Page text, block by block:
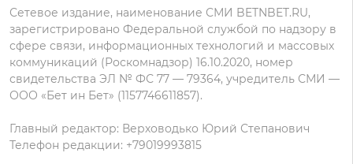
Олимп на Андроид
данных
Сетевое издание, наименование СМИ BETNBET.RU,
зарегистрировано Федеральной службой по надзору в
сфере связи, информационных технологий и массовых
коммуникаций (Роскомнадзор) 16.10.2020, номер
свидетельства ЭЛ № ФС 77 — 79364, учредитель СМИ —
ООО «Бет ин Бет» (1157746611857).
Главный редактор: Верховодько Юрий Степанович
Телефон редакции: +79019993815